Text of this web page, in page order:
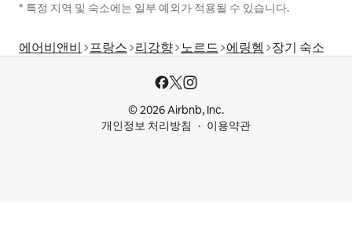
* 특정 지역 및 숙소에는 일부 예외가 적용될 수 있습니다.
에어비앤비 프랑스 리강향 노르드 에링헴 장기 숙소
© 2026 Airbnb, Inc.
개인정보 처리방침
이용약관